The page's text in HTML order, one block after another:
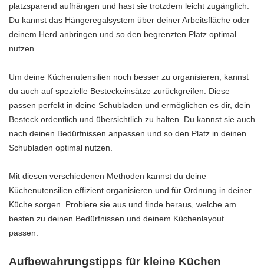
platzsparend aufhängen und hast sie trotzdem leicht zugänglich.
Du kannst das Hängeregalsystem über deiner Arbeitsfläche oder
deinem Herd anbringen und so den begrenzten Platz optimal
nutzen.
Um deine Küchenutensilien noch besser zu organisieren, kannst
du auch auf spezielle Besteckeinsätze zurückgreifen. Diese
passen perfekt in deine Schubladen und ermöglichen es dir, dein
Besteck ordentlich und übersichtlich zu halten. Du kannst sie auch
nach deinen Bedürfnissen anpassen und so den Platz in deinen
Schubladen optimal nutzen.
Mit diesen verschiedenen Methoden kannst du deine
Küchenutensilien effizient organisieren und für Ordnung in deiner
Küche sorgen. Probiere sie aus und finde heraus, welche am
besten zu deinen Bedürfnissen und deinem Küchenlayout
passen.
Aufbewahrungstipps für kleine Küchen